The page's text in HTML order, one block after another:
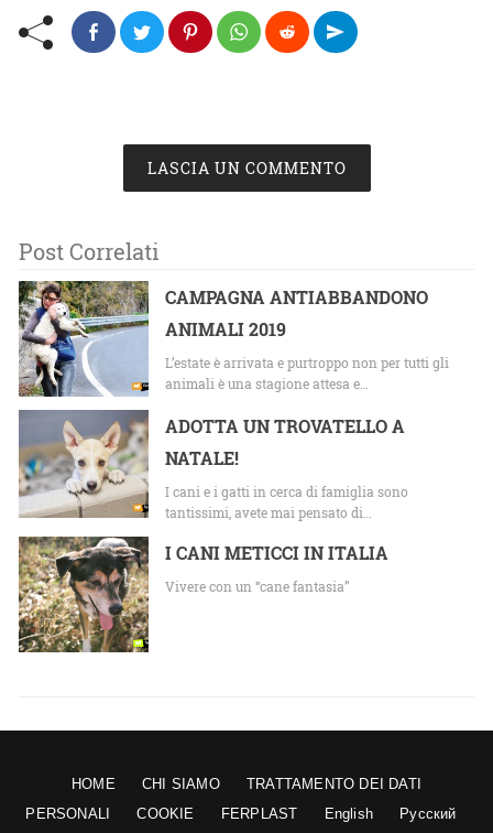
LASCIA UN COMMENTO
Post Correlati
CAMPAGNA ANTIABBANDONO
ANIMALI 2019
L’estate è arrivata e purtroppo non per tutti gli
animali è una stagione attesa e…
ADOTTA UN TROVATELLO A
NATALE!
I cani e i gatti in cerca di famiglia sono
tantissimi, avete mai pensato di…
I CANI METICCI IN ITALIA
Vivere con un “cane fantasia”
HOME CHI SIAMO
TRATTAMENTO DEI DATI
PERSONALI
COOKIE FERPLAST English Русский